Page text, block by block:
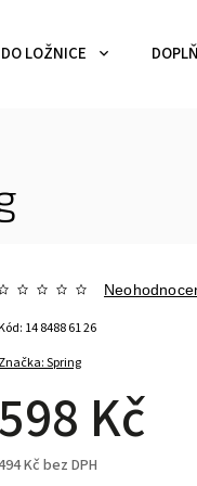
LOŽNICE
Značka:Spring
598 Kč
Kč bez DPH
14 8488 61 26